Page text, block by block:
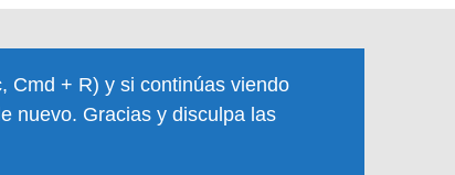
Cmd + R) y si continúas viendo
nuevo. Gracias y disculpa las